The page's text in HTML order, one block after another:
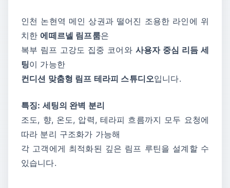
인천 논현역 메인 상권과 떨어진 조용한 라인에 위
치한 에떼르넬 림프룸은
복부 림프 고강도 집중 코어와 사용자 중심 리듬 세
팅이 가능한
컨디션 맞춤형 림프 테라피 스튜디오입니다.
특징: 세팅의 완벽 분리
조도, 향, 온도, 압력, 테라피 흐름까지 모두 요청에
따라 분리 구조화가 가능해
각 고객에게 최적화된 깊은 림프 루틴을 설계할 수
있습니다.